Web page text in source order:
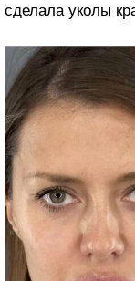
сделала уколы